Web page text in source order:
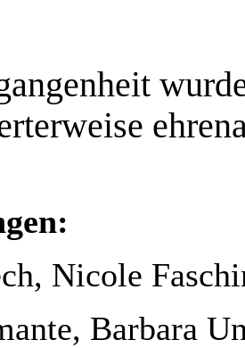
Nicole
Barbara